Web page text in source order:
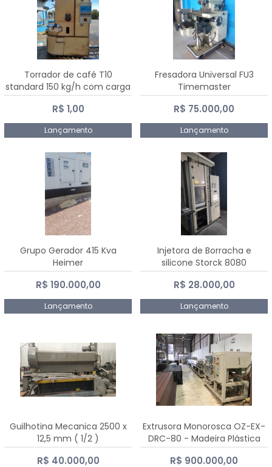
Torrador de café T10
standard 150 kg/h com carga
de 10 kg
R$ 1,00
Lançamento
Fresadora Universal FU3
Timemaster
R$ 75.000,00
Lançamento
Grupo Gerador 415 Kva
Heimer
R$ 190.000,00
Lançamento
Injetora de Borracha e
silicone Storck 8080
R$ 28.000,00
Lançamento
Guilhotina Mecanica 2500 x
12,5 mm ( 1/2 )
R$ 40.000,00
Extrusora Monorosca OZ-EX-
DRC-80 - Madeira Plástica
R$ 900.000,00